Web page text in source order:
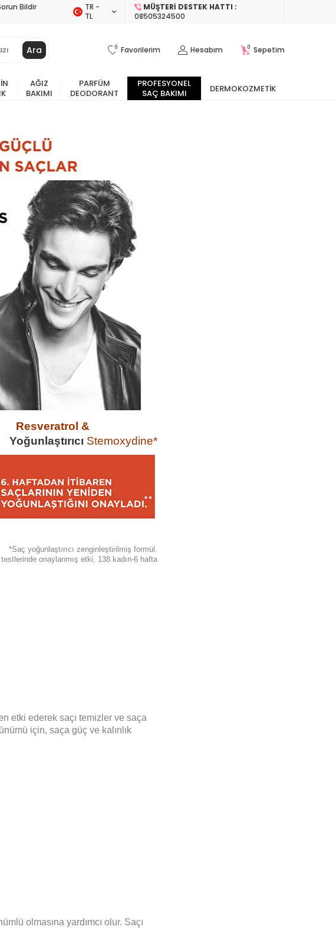
Bildir
TR −
TL
MÜŞTERI DESTEK HATTI :
08505324500
Ara 0 Favorilerim Hesabım 0 Sepetim
AĞIZ
BAKIMI
PARFÜM
DEODORANT
PROFESYONEL
SAÇ BAKIMI
DERMOKOZMETIK
Resveratrol &
Yoğunlaştırıcı Stemoxydine*
*Saç yoğunlaştırıcı zenginleştirilmiş formül.
onaylanmış etki, 138 kadın-6 hafta
etki ederek saçı temizler ve saça
için, saça güç ve kalınlık
olmasına yardımcı olur. Saçı